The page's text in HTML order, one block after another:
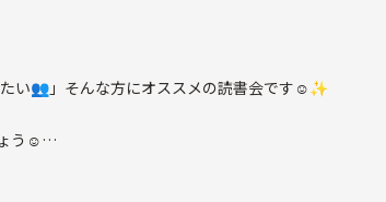
い👥」そんな方にオススメの読書会です☺️✨
う☺️